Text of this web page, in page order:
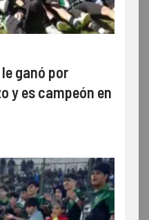
ganó por
y es campeón en